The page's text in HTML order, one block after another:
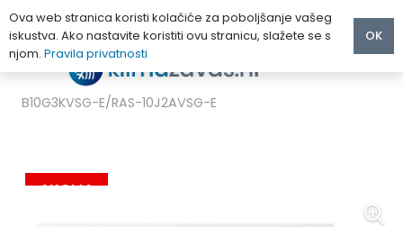
TOSHIBA SHORAI EDGE WHITE KLIMA UREĐAJ 2.5 kW RAS-
B10G3KVSG-E/RAS-10J2AVSG-E
AKCIJA
Ova web stranica koristi kolačiće za poboljšanje vašeg
iskustva. Ako nastavite koristiti ovu stranicu, slažete se s
njom. Pravila privatnosti
OK